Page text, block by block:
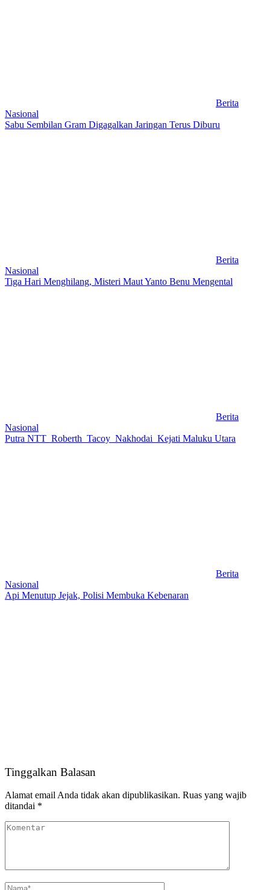
Berita
Nasional
Sabu Sembilan Gram Digagalkan Jaringan Terus Diburu
Berita
Nasional
Tiga Hari Menghilang, Misteri Maut Yanto Benu Mengental
Berita
Nasional
Putra NTT Roberth Tacoy Nakhodai Kejati Maluku Utara
Berita
Nasional
Api Menutup Jejak, Polisi Membuka Kebenaran
Tinggalkan Balasan
Alamat email Anda tidak akan dipublikasikan. Ruas yang wajib
ditandai *